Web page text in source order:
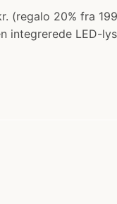
(regalo 20% fra
LED-